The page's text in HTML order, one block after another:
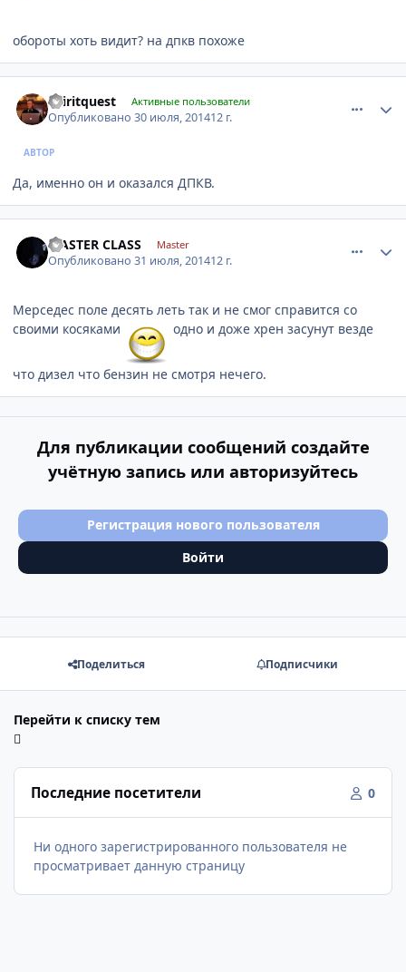
обороты хоть видит? на дпкв похоже
spiritquest Активные пользователи
Опубликовано30 июля, 201412 г.
АВТОР
Да, именно он и оказался ДПКВ.
MASTER CLASS Master
Опубликовано31 июля, 201412 г.
Мерседес поле десять леть так и не смог справится со
своими косяками
одно и доже хрен засунут везде
что дизел что бензин не смотря нечего.
Для публикации сообщений создайте
учётную запись или авторизуйтесь
Регистрация нового пользователя
Войти
Поделиться Подписчики
Перейти к списку тем
Последние посетители 0
Ни одного зарегистрированного пользователя не
просматривает данную страницу